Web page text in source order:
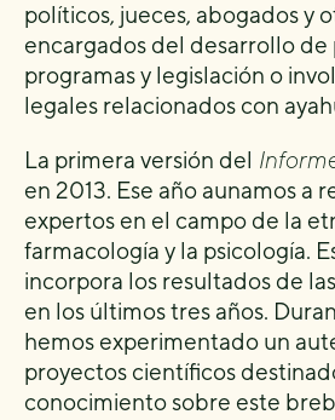
políticos, jueces, abogados y
encargados del desarrollo de
programas y legislación o
legales relacionados con
La primera versión del
en 2013. Ese año aunamos a
expertos en el campo de la
farmacología y la psicología.
incorpora los resultados de
en los últimos tres años.
hemos experimentado un
proyectos científicos
conocimiento sobre este